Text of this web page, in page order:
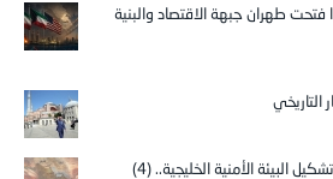
طهران جبهة الاقتصاد والبنية
التاريخي
البيئة الأمنية الخليجية.. (4)